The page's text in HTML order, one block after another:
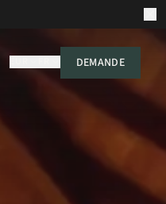
DEMANDE